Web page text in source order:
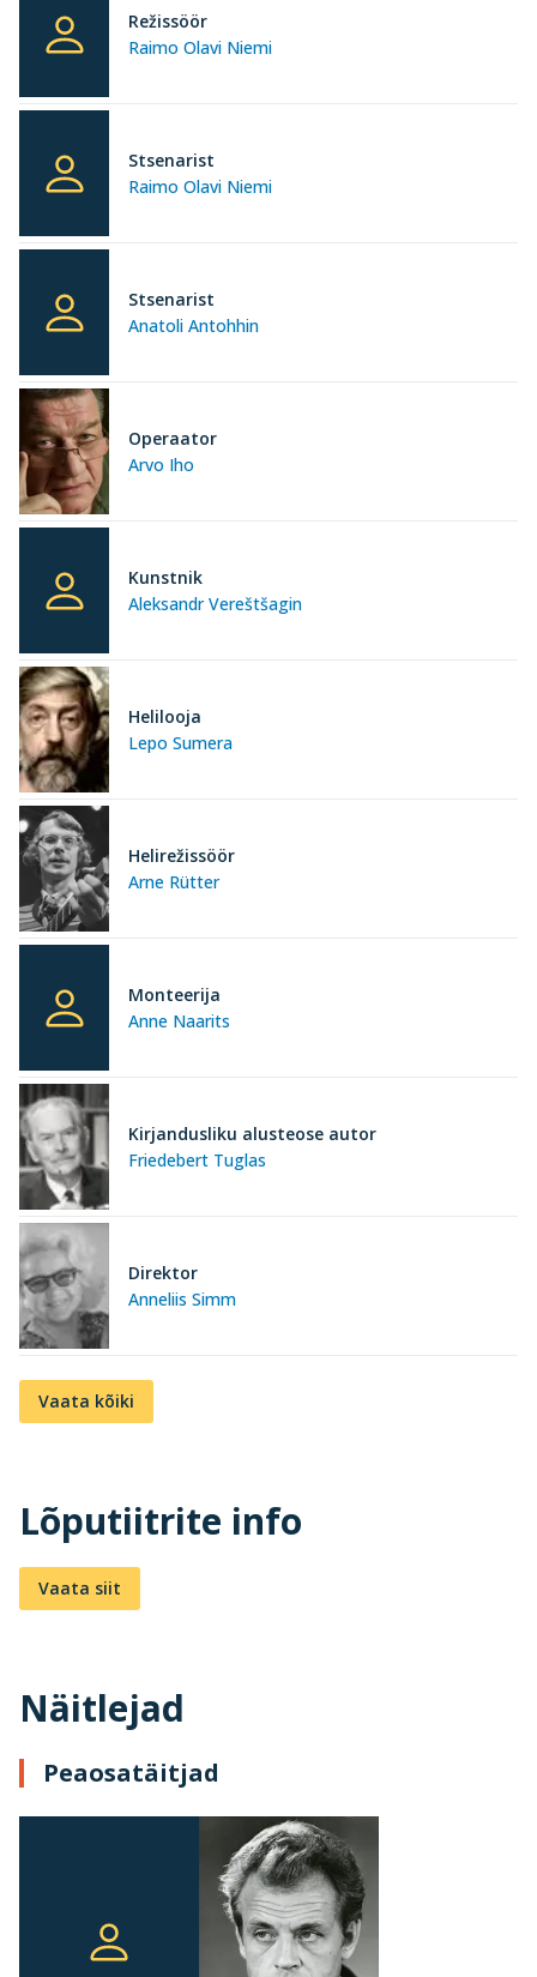
Raimo Olavi Niemi
Režissöör
Raimo Olavi Niemi
Stsenarist
Anatoli Antohhin
Stsenarist
Arvo Iho
Operaator
Aleksandr Vereštšagin
Kunstnik
Lepo Sumera
Helilooja
Arne Rütter
Helirežissöör
Anne Naarits
Monteerija
Friedebert Tuglas
Kirjandusliku alusteose autor
Anneliis Simm
Direktor
Vaata kõiki
Lõputiitrite info
Vaata siit
Näitlejad
Peaosatäitjad